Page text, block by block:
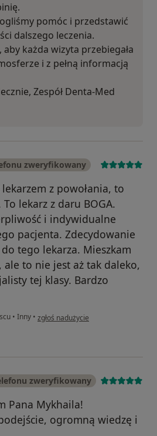
pomóc i przedstawić
dalszego leczenia.
aby każda wizyta przebiegała
i z pełną informacją
Zespół Denta-Med
zweryfikowany
z powołania, to
lekarz z daru BOGA.
i indywidualne
pacjenta. Zdecydowanie
tego lekarza. Mieszkam
ale to nie jest aż tak daleko,
tej klasy. Bardzo
• Inny • w opinii użytkownika Iryna
zgłoś nadużycie
zweryfikowany
Pana Mykhaila!
ogromną wiedzę i